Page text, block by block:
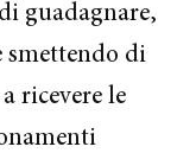
guadagnare,
smettendo di
ricevere le